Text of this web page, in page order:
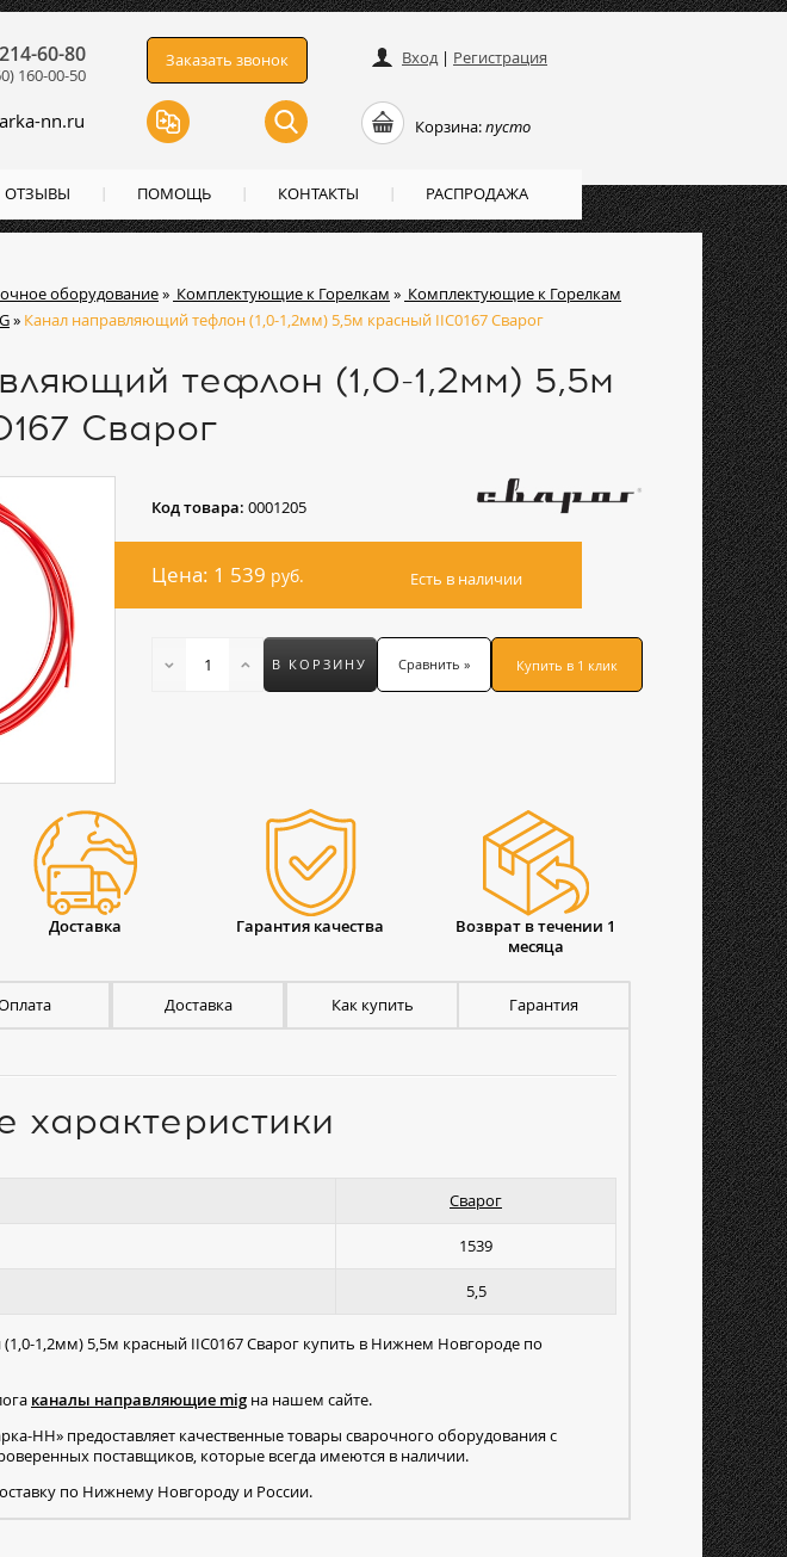
оборудование» Комплектующие к Горелкам » Комплектующие к Горелкам
» Канал направляющий тефлон (1,0-1,2мм) 5,5м красный IIC0167 Сварог
тефлон (1,0-1,2мм) 5,5м
Сварог
Код товара: 0001205
Цена: 1 539 руб. Есть в наличии
В КОРЗИНУ Сравнить » Купить в 1 клик
Доставка Гарантия качества
Возврат в течении 1
месяца
Доставка Как купить Гарантия
характеристики
Сварог
1539
5,5
1,2мм) 5,5м красный IIC0167 Сварог купить в Нижнем Новгороде по
каналы направляющие mig на нашем сайте.
НН» предоставляет качественные товары сварочного оборудования с
поставщиков, которые всегда имеются в наличии.
по Нижнему Новгороду и России.
Вход| Регистрация
Корзина:пусто
Заказать звонок
nn.ru
60-80
160-00-50
ОТЗЫВЫ ПОМОЩЬ КОНТАКТЫ РАСПРОДАЖА